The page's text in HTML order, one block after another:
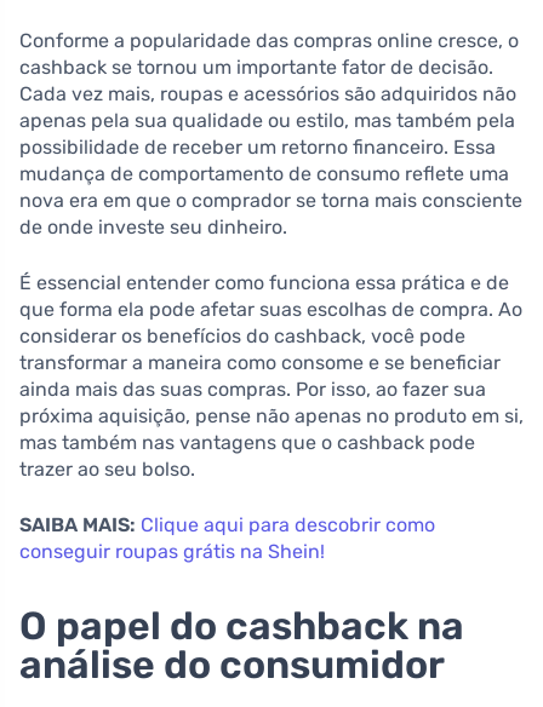
Conforme a popularidade das compras online cresce, o
cashback se tornou um importante fator de decisão.
Cada vez mais, roupas e acessórios são adquiridos não
apenas pela sua qualidade ou estilo, mas também pela
possibilidade de receber um retorno financeiro. Essa
mudança de comportamento de consumo reflete uma
nova era em que o comprador se torna mais consciente
de onde investe seu dinheiro.
É essencial entender como funciona essa prática e de
que forma ela pode afetar suas escolhas de compra. Ao
considerar os benefícios do cashback, você pode
transformar a maneira como consome e se beneficiar
ainda mais das suas compras. Por isso, ao fazer sua
próxima aquisição, pense não apenas no produto em si,
mas também nas vantagens que o cashback pode
trazer ao seu bolso.
SAIBA MAIS: Clique aqui para descobrir como
conseguir roupas grátis na Shein!
O papel do cashback na
análise do consumidor